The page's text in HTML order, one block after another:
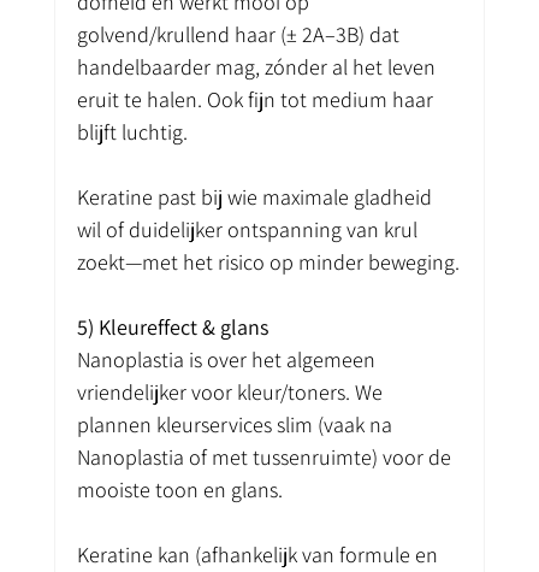
golvend/krullend haar (± 2A–3B) dat
handelbaarder mag, zónder al het leven
eruit te halen. Ook fijn tot medium haar
blijft luchtig.
Keratine past bij wie maximale gladheid
wil of duidelijker ontspanning van krul
zoekt—met het risico op minder beweging.
5) Kleureffect & glans
Nanoplastia is over het algemeen
vriendelijker voor kleur/toners. We
plannen kleurservices slim (vaak na
Nanoplastia of met tussenruimte) voor de
mooiste toon en glans.
Keratine kan (afhankelijk van formule en